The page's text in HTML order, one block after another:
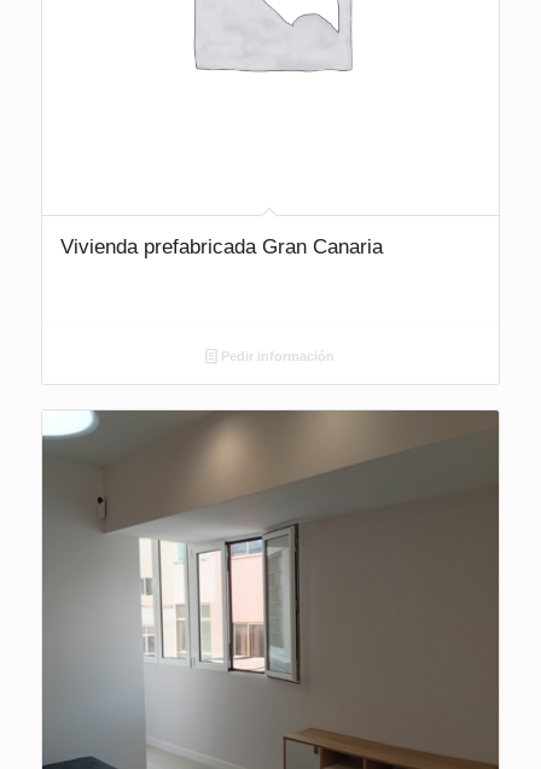
Vivienda prefabricada Gran Canaria
Pedir información